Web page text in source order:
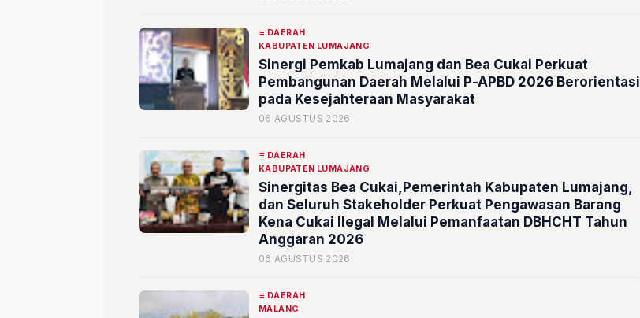
DAERAH
KABUPATEN LUMAJANG
Sinergi Pemkab Lumajang dan Bea Cukai Perkuat
Pembangunan Daerah Melalui P-APBD 2026 Berorientasi
pada Kesejahteraan Masyarakat
06 AGUSTUS 2026
DAERAH
KABUPATEN LUMAJANG
Sinergitas Bea Cukai,Pemerintah Kabupaten Lumajang,
dan Seluruh Stakeholder Perkuat Pengawasan Barang
Kena Cukai Ilegal Melalui Pemanfaatan DBHCHT Tahun
Anggaran 2026
06 AGUSTUS 2026
DAERAH
MALANG